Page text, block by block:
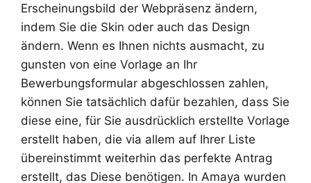
Erscheinungsbild der Webpräsenz ändern,
indem Sie die Skin oder auch das Design
ändern. Wenn es Ihnen nichts ausmacht, zu
gunsten von eine Vorlage an Ihr
Bewerbungsformular abgeschlossen zahlen,
können Sie tatsächlich dafür bezahlen, dass Sie
diese eine, für Sie ausdrücklich erstellte Vorlage
erstellt haben, die via allem auf Ihrer Liste
übereinstimmt weiterhin das perfekte Antrag
erstellt, das Diese benötigen. In Amaya wurden